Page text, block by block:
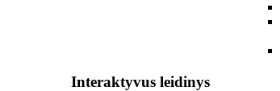
Interaktyvus leidinys